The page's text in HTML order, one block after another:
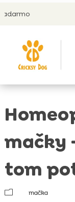
mačky
tom
m
mačka